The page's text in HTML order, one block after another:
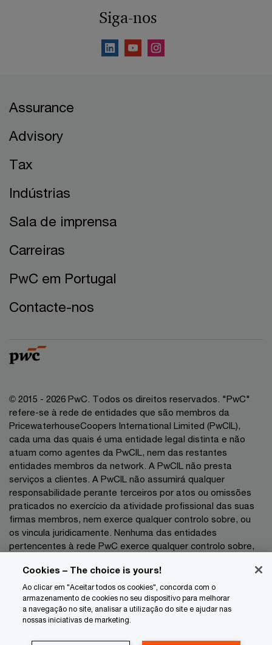
Siga-nos
Assurance
Advisory
Tax
Indústrias
Sala de imprensa
Carreiras
PwC em Portugal
Contacte-nos
© 2015 - 2026 PwC. Todos os direitos reservados. "PwC"
refere-se à rede de entidades que são membros da
PricewaterhouseCoopers International Limited (PwCIL),
cada uma das quais é uma entidade legal distinta e não
atuam como agentes da PwCIL, nem das restantes
entidades membros da network. A PwCIL não presta
serviços a clientes. A PwCIL não assumirá qualquer
responsabilidade perante terceiros por atos ou omissões
praticados no exercício da atividade profissional das suas
firmas membros, nem exerce qualquer controlo sobre, ou
os vincula juridicamente. Nenhuma das entidades
pertencentes à rede PwC exerce qualquer controlo sobre,
da sua atividade profissional pelo que não poderão as
mesmas ser responsabilizadas, a que título for, perante
terceiros por atos ou omissões praticados no exercício das
respetivas atividades profissionais.
Cookies – The choice is yours!
Ao clicar em "Aceitar todos os cookies", concorda com o
armazenamento de cookies no seu dispositivo para melhorar
a navegação no site, analisar a utilização do site e ajudar nas
nossas iniciativas de marketing.